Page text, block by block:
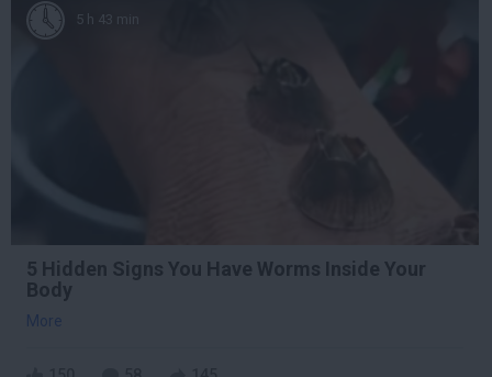
5 h 43 min
5 Hidden Signs You Have Worms Inside Your
Body
More